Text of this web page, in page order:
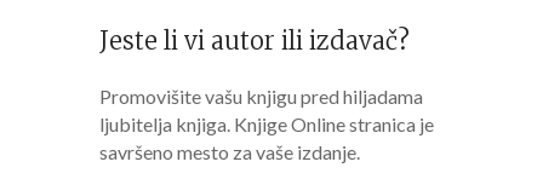
Jeste li vi autor ili izdavač?
Promovišite vašu knjigu pred hiljadama
ljubitelja knjiga. Knjige Online stranica je
savršeno mesto za vaše izdanje.